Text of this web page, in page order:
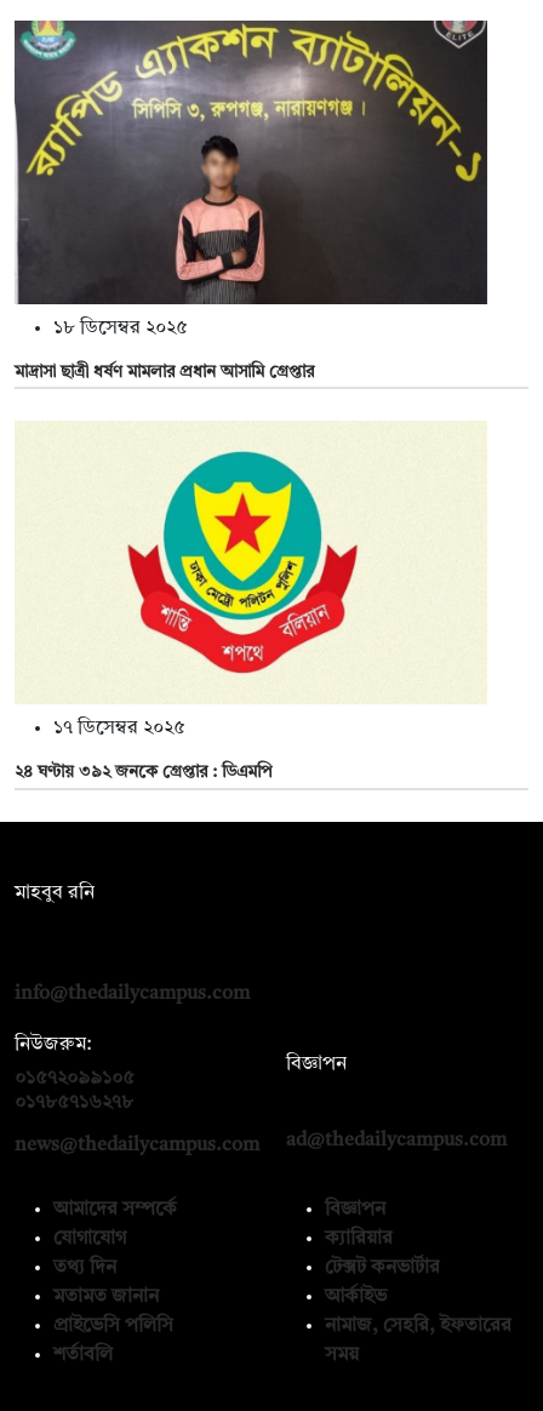
১৮ ডিসেম্বর ২০২৫
মাদ্রাসা ছাত্রী ধর্ষণ মামলার প্রধান আসামি গ্রেপ্তার
১৭ ডিসেম্বর ২০২৫
২৪ ঘণ্টায় ৩৯২ জনকে গ্রেপ্তার : ডিএমপি
মাহবুব রনি
info@thedailycampus.com
নিউজরুম:
০১৫৭২০৯৯১০৫
০১৭৮৫৭১৬২৭৮
news@thedailycampus.com
বিজ্ঞাপন
ad@thedailycampus.com
আমাদের সম্পর্কে
যোগাযোগ
তথ্য দিন
মতামত জানান
প্রাইভেসি পলিসি
শর্তাবলি
বিজ্ঞাপন
ক্যারিয়ার
টেক্সট কনভার্টার
আর্কাইভ
নামাজ, সেহরি, ইফতারের
সময়